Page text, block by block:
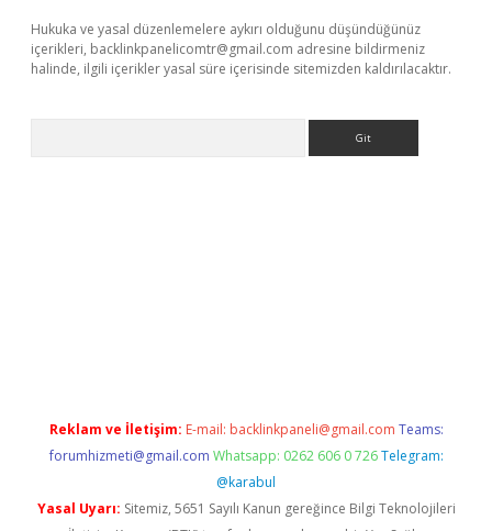
Hukuka ve yasal düzenlemelere aykırı olduğunu düşündüğünüz
içerikleri, backlinkpanelicomtr@gmail.com adresine bildirmeniz
halinde, ilgili içerikler yasal süre içerisinde sitemizden kaldırılacaktır.
Reklam ve İletişim: E-mail: backlinkpaneli@gmail.com Teams:
forumhizmeti@gmail.com Whatsapp: 0262 606 0 726 Telegram:
@karabul
Yasal Uyarı: Sitemiz, 5651 Sayılı Kanun gereğince Bilgi Teknolojileri